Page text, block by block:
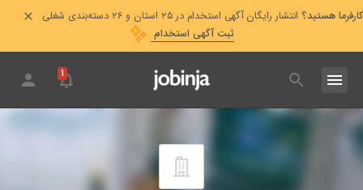
کارفرما هستید؟ انتشار رایگان آگهی استخدام در ۲۵ استان و ۲۶ دسته‌بندی شغلی
ثبت آگهی استخدام
۱